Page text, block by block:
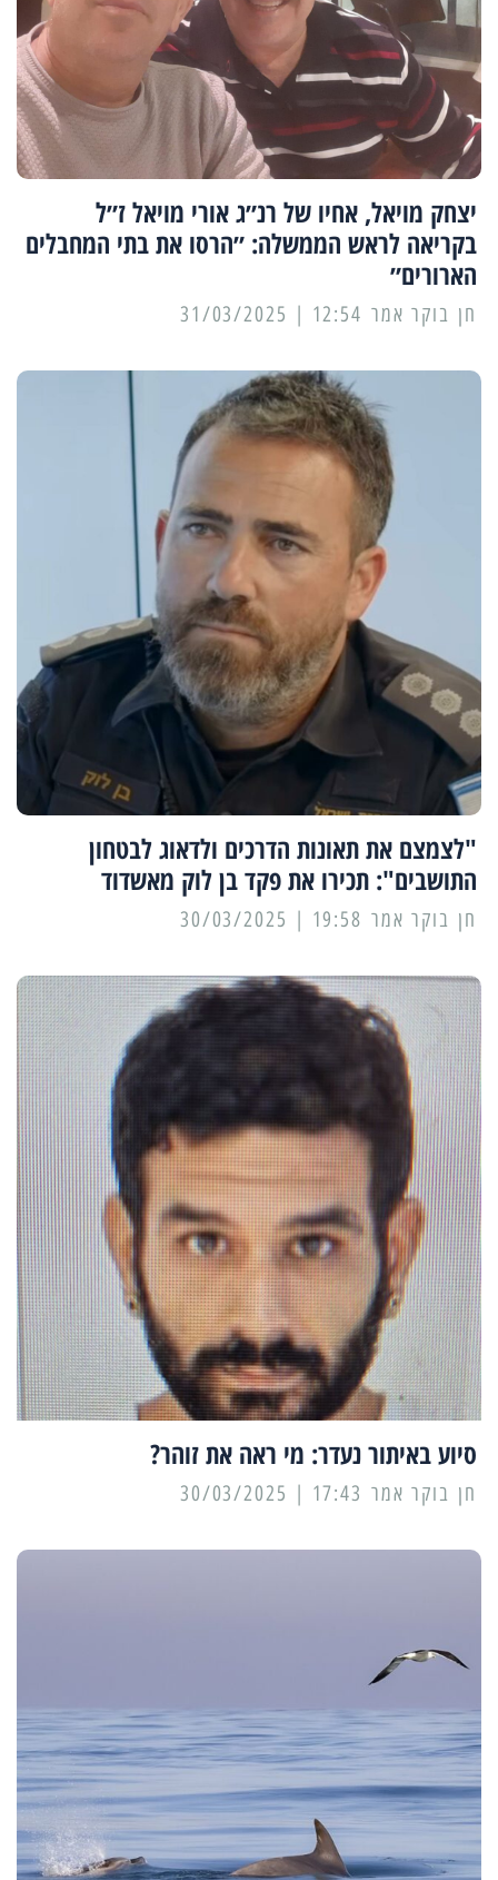
יצחק מויאל, אחיו של רנ״ג אורי מויאל ז״ל
בקריאה לראש הממשלה: ״הרסו את בתי המחבלים
הארורים״
12:54 | 31/03/2025
"לצמצם את תאונות הדרכים ולדאוג לבטחון
התושבים": תכירו את פקד בן לוק מאשדוד
19:58 | 30/03/2025
סיוע באיתור נעדר: מי ראה את זוהר?
17:43 | 30/03/2025